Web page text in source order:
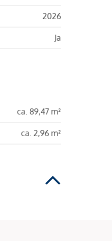
2026
Ja
ca. 89,47 m²
ca. 2,96 m²